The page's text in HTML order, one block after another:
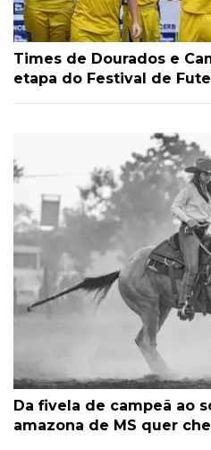
Times de Dourados e
etapa do Festival de
Da fivela de campeã ao
amazona de MS quer